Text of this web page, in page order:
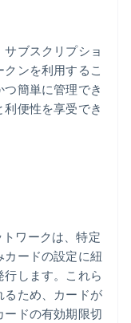
ブスクリプショ
ンを利用するこ
簡単に管理でき
便性を享受でき
ワークは、特定
ードの設定に紐
します。これら
るため、カードが
ドの有効期限切